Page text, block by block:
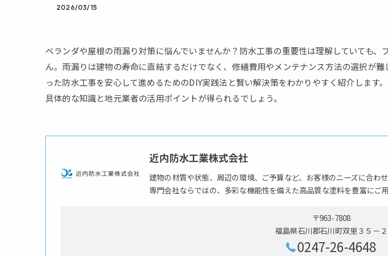
2026/03/15
ベランダや屋根の雨漏り対策に悩んでいませんか？防水工事の重要性は理解していても
ん。雨漏りは建物の寿命に直結するだけでなく、修繕費用やメンテナンス方法の選択が
った防水工事を安心して進めるためのDIY実践法と賢い解決策をわかりやすく紹介します
具体的な知識と地元業者の活用ポイントが得られるでしょう。
近内防水工業株式会社
建物の材質や状態、周辺の環境、ご予算など、お客様のニーズに合わ
専門会社ならではの、多彩な機能性を備えた高品質な塗料を豊富にご用
〒963-7808
福島県石川郡石川町双里３５－２
0247-26-4648